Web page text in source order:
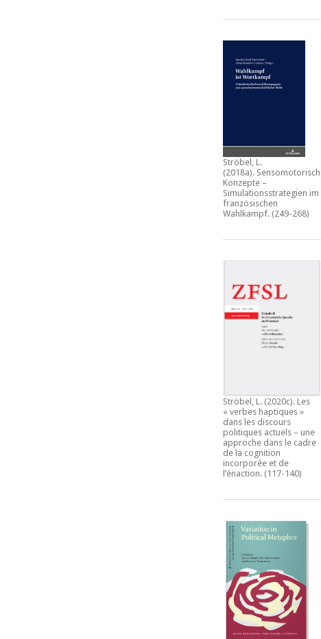
Ströbel, L.
(2018a). Sensomotorische
Konzepte –
Simulationsstrategien im
französischen
Wahlkampf.(249-268)
Ströbel, L. (2020c). Les
« verbes haptiques »
dans les discours
politiques actuels – une
approche dans le cadre
de la cognition
incorporée et de
l’énaction.(117-140)